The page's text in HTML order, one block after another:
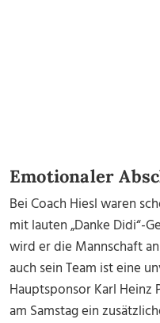
Emotionaler
Bei Coach Hiesl waren
mit lauten „Danke Didi“-
wird er die Mannschaft
auch sein Team ist eine
Hauptsponsor Karl Heinz
am Samstag ein